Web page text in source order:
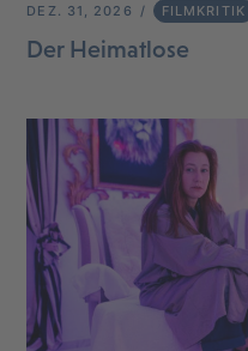
DEZ. 31, 2026 FILMKRITIK
Der Heimatlose